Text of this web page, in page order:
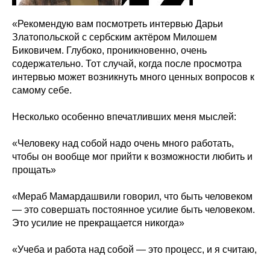
«Рекомендую вам посмотреть интервью Дарьи
Златопольской с сербским актёром Милошем
Биковичем. Глубоко, проникновенно, очень
содержательно. Тот случай, когда после просмотра
интервью может возникнуть много ценных вопросов к
самому себе.
Несколько особенно впечатливших меня мыслей:
«Человеку над собой надо очень много работать,
чтобы он вообще мог прийти к возможности любить и
прощать»
«Мераб Мамардашвили говорил, что быть человеком
— это совершать постоянное усилие быть человеком.
Это усилие не прекращается никогда»
«Учеба и работа над собой — это процесс, и я считаю,